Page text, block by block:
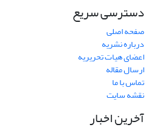
دسترسی سریع
صفحه اصلی
درباره نشریه
اعضای هیات تحریریه
ارسال مقاله
تماس با ما
نقشه سایت
آخرین اخبار